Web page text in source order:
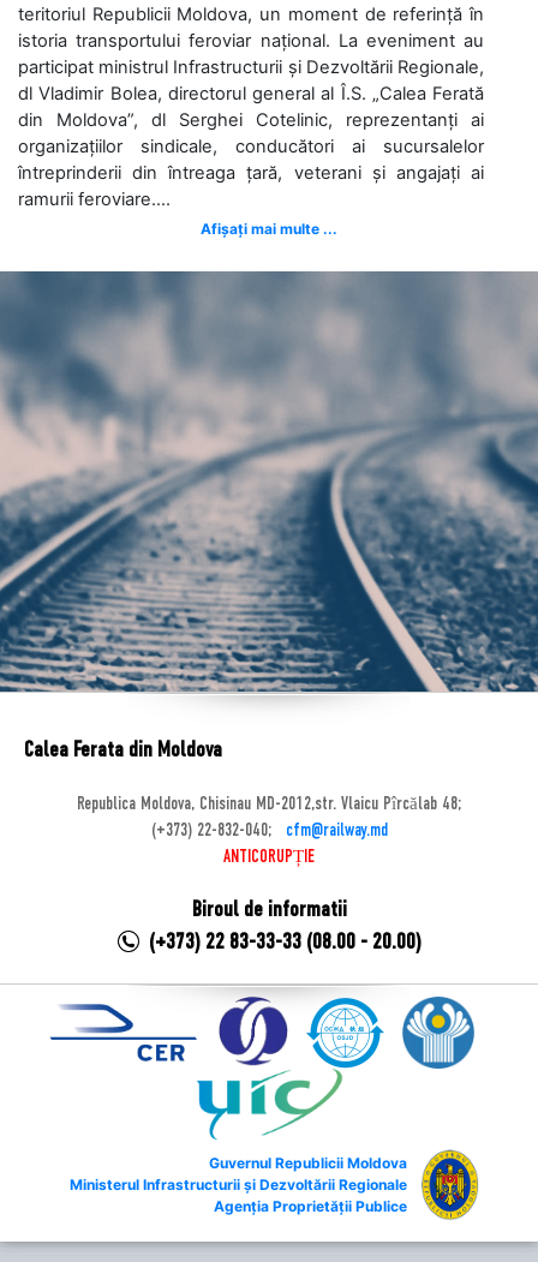
teritoriul Republicii Moldova, un moment de referință în
istoria transportului feroviar național. La eveniment au
participat ministrul Infrastructurii și Dezvoltării Regionale,
dl Vladimir Bolea, directorul general al Î.S. „Calea Ferată
din Moldova”, dl Serghei Cotelinic, reprezentanți ai
organizațiilor sindicale, conducători ai sucursalelor
întreprinderii din întreaga țară, veterani și angajați ai
ramurii feroviare....
Afișați mai multe ...
Calea Ferata din Moldova
Republica Moldova, Chisinau MD-2012,str. Vlaicu Pîrcălab 48;
(+373) 22-832-040;
cfm@railway.md
ANTICORUPȚIE
Biroul de informatii
(+373) 22 83-33-33 (08.00 - 20.00)
Guvernul Republicii Moldova
Ministerul Infrastructurii și Dezvoltării Regionale
Agenția Proprietății Publice